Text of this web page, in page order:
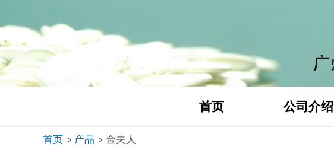
至
内
容
首页 公司介绍
首页 产品 金夫人